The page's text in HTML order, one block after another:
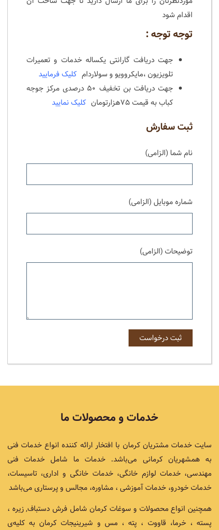
اقدام‌ شود
توجه توجه :
جهت دریافت گارانتی یکساله خدمات و تعمیرات
تلویزیون ،مایکروویو و سولاردام کلیک فرمایید
جهت دریافت بن تخفیف ۵۰ درصدی مرکز جوجه
کباب به قیمت ۷۵هزارتومان
کلیک نمایید
ثبت سفارش
نام شما (الزامی)
شماره موبایل (الزامی)
توضیحات (الزامی)
خدمات و محصولات ما
سایت خدمات مشتریان کرمان با افتخار ارائه کننده انواع خدمات فنی
به همشهریان کرمانی می‌باشد. خدمات ما شامل خدمات فنی
مهندسی، خدمات لوازم خانگی، خدمات خانگی و اداری، تاسیسات،
خدمات خودرو، خدمات آموزشی ، مشاوره، مجالس و پرستاری می‌باشد
همچنین انواع محصولات و سوغات کرمان شامل فرش دستباف, زیره ،
پسته ، خرما، قاووت ، پته ، مس و شیرینیجات کرمان به کلیه‌ی